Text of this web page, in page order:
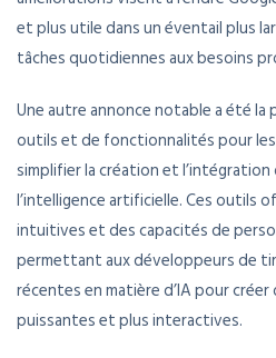
et plus utile dans un éventail plus
tâches quotidiennes aux besoins
Une autre annonce notable a été
outils et de fonctionnalités pour
simplifier la création et
l’intelligence artificielle. Ces outils
intuitives et des capacités de
permettant aux développeurs de
récentes en matière d’IA pour
puissantes et plus interactives.